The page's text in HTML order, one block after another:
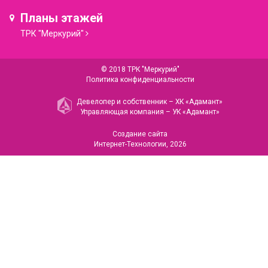
Планы этажей
ТРК "Меркурий"
© 2018 ТРК "Меркурий"
Политика конфиденциальности
Девелопер и собственник – ХК «Адамант»
Управляющая компания – УК «Адамант»
Создание сайта
Интернет-Технологии, 2026